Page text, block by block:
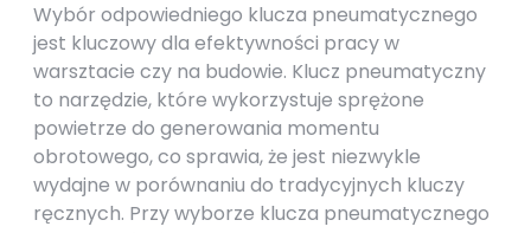
Wybór odpowiedniego klucza pneumatycznego
jest kluczowy dla efektywności pracy w
warsztacie czy na budowie. Klucz pneumatyczny
to narzędzie, które wykorzystuje sprężone
powietrze do generowania momentu
obrotowego, co sprawia, że jest niezwykle
wydajne w porównaniu do tradycyjnych kluczy
ręcznych. Przy wyborze klucza pneumatycznego